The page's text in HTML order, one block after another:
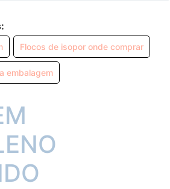
Flocos de isopor onde comprar
embalagem